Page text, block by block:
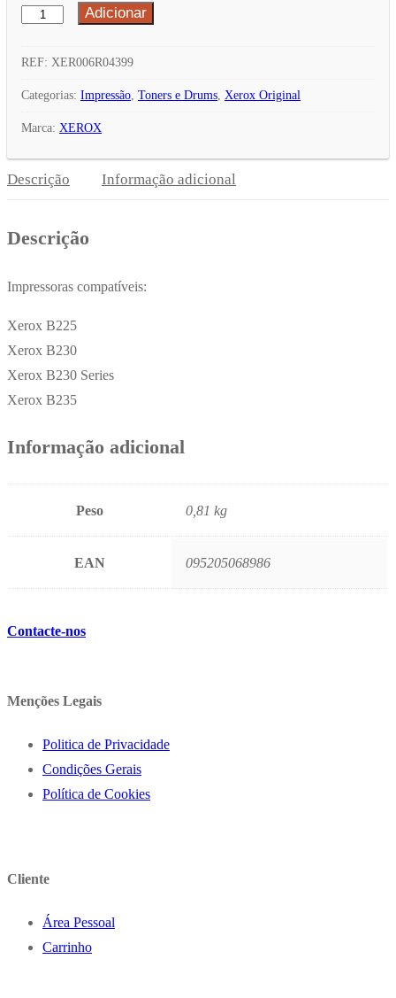
Quantidade
Toner
Xerox
006R04399
1200
Pág.
Adicionar
REF: XER006R04399
Categorias: Impressão, Toners e Drums, Xerox Original
Marca: XEROX
Descrição Informação adicional
Descrição
Impressoras compatíveis:
Xerox B225
Xerox B230
Xerox B230 Series
Xerox B235
Informação adicional
Peso 0,81 kg
EAN 095205068986
Contacte-nos
Menções Legais
Politica de Privacidade
Condições Gerais
Política de Cookies
Cliente
Área Pessoal
Carrinho